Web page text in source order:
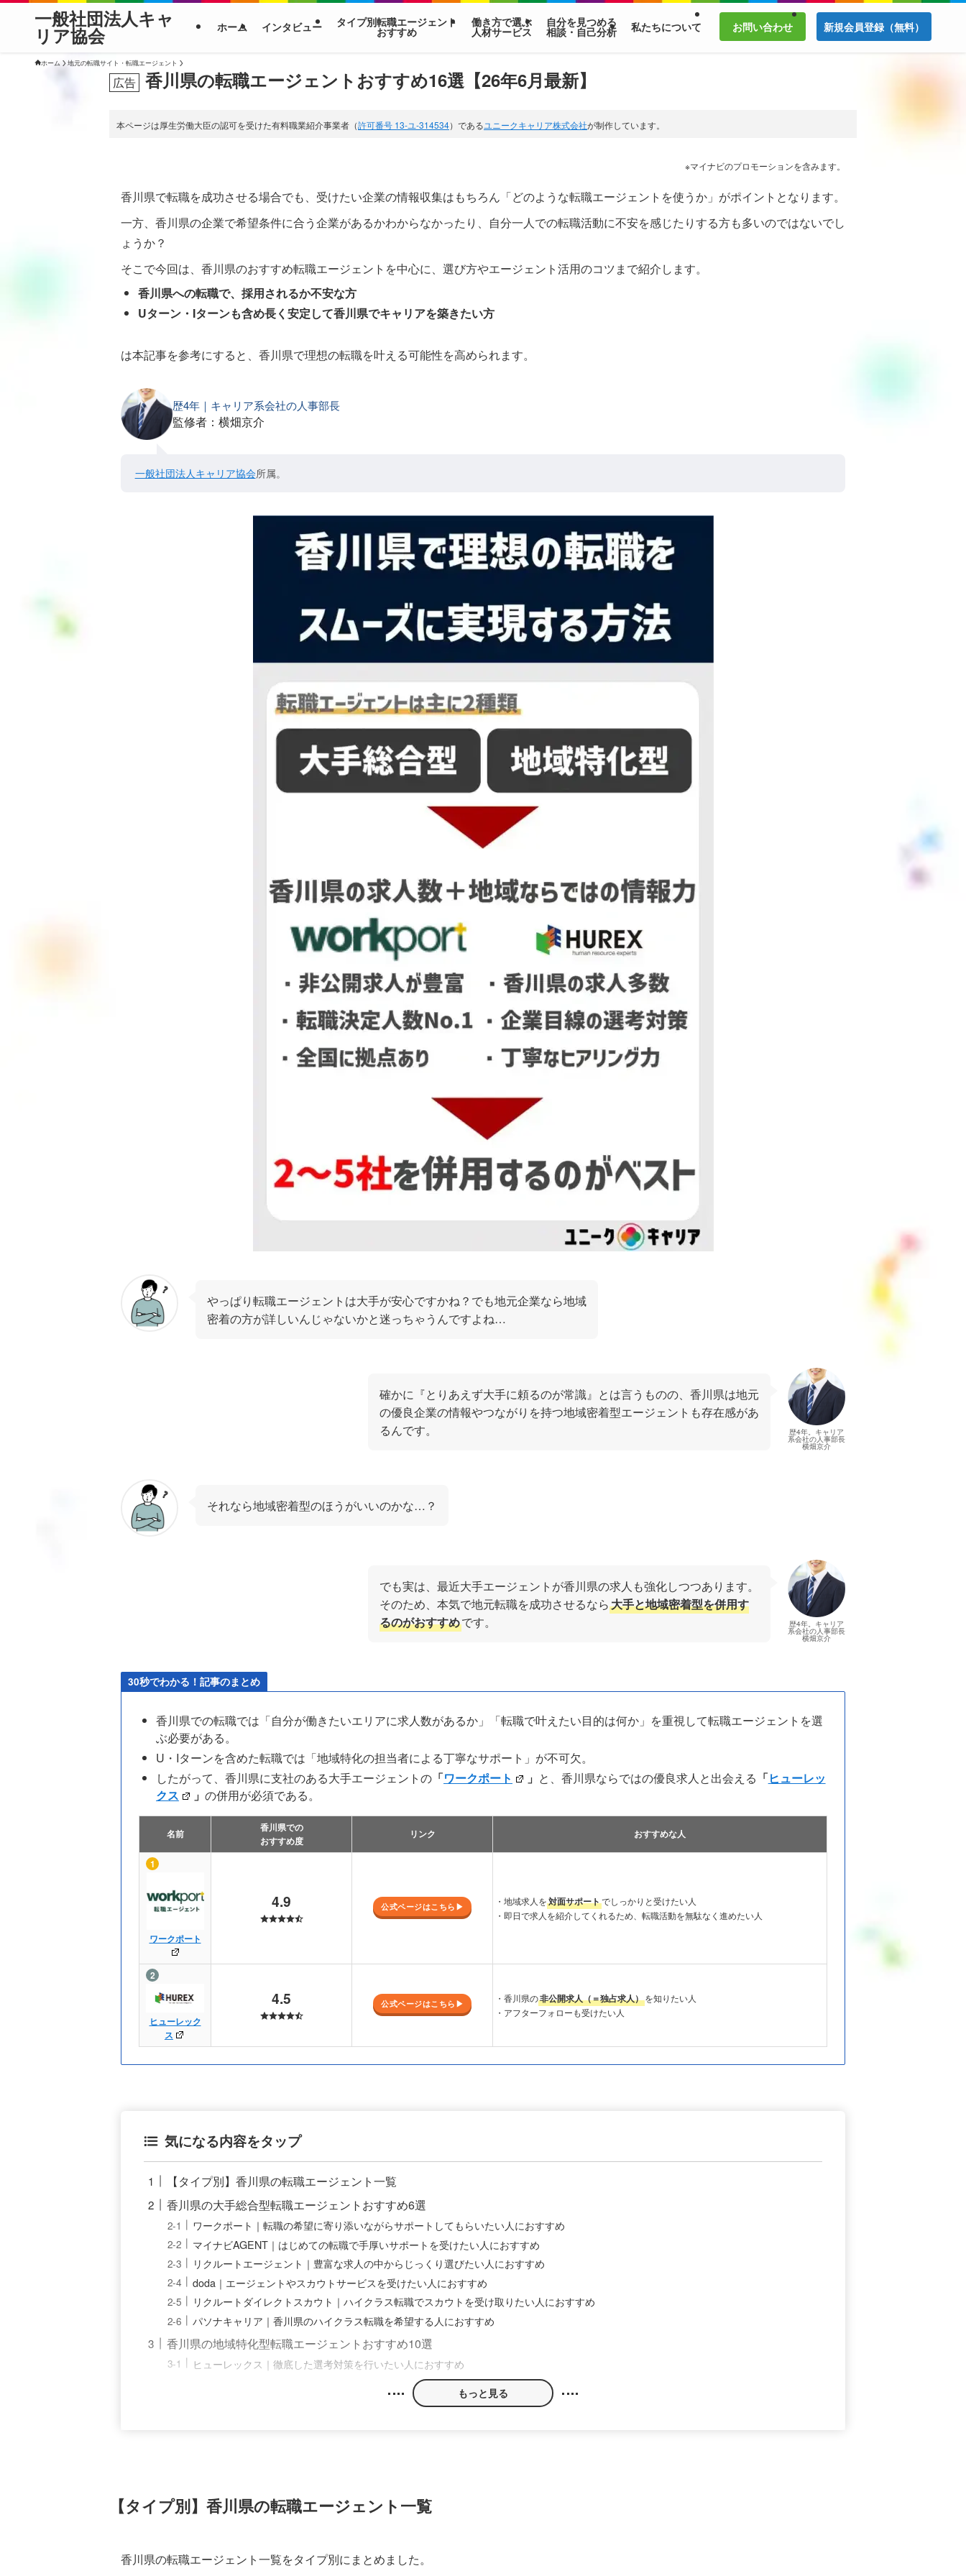
一般社団法人キャ
リア協会 ホーム インタビュー タイプ別転職エージェント
おすすめ
働き方で選ぶ
人材サービス
自分を見つめる
相談・自己分析 私たちについて お問い合わせ 新規会員登録（無料）
ホーム 地元の転職サイト・転職エージェント
香川県の転職エージェントおすすめ16選【26年6月最新】
本ページは厚生労働大臣の認可を受けた有料職業紹介事業者（許可番号 13-ユ-314534）であるユニークキャリア株式会社が制作しています。
※マイナビのプロモーションを含みます。
香川県で転職を成功させる場合でも、受けたい企業の情報収集はもちろん「どのような転職エージェントを使うか」がポイントとなります。
一方、香川県の企業で希望条件に合う企業があるかわからなかったり、自分一人での転職活動に不安を感じたりする方も多いのではないでし
ょうか？
そこで今回は、香川県のおすすめ転職エージェントを中心に、選び方やエージェント活用のコツまで紹介します。
香川県への転職で、採用されるか不安な方
Uターン・Iターンも含め長く安定して香川県でキャリアを築きたい方
は本記事を参考にすると、香川県で理想の転職を叶える可能性を高められます。
歴4年｜キャリア系会社の人事部長
監修者：横畑京介
一般社団法人キャリア協会所属。
やっぱり転職エージェントは大手が安心ですかね？でも地元企業なら地域
密着の方が詳しいんじゃないかと迷っちゃうんですよね…
歴4年。キャリア
系会社の人事部長
横畑京介
確かに『とりあえず大手に頼るのが常識』とは言うものの、香川県は地元
の優良企業の情報やつながりを持つ地域密着型エージェントも存在感があ
るんです。
それなら地域密着型のほうがいいのかな…？
歴4年。キャリア
系会社の人事部長
横畑京介
でも実は、最近大手エージェントが香川県の求人も強化しつつあります。
そのため、本気で地元転職を成功させるなら大手と地域密着型を併用す
るのがおすすめです。
30秒でわかる！記事のまとめ
香川県での転職では「自分が働きたいエリアに求人数があるか」「転職で叶えたい目的は何か」を重視して転職エージェントを選
ぶ必要がある。
U・Iターンを含めた転職では「地域特化の担当者による丁寧なサポート」が不可欠。
したがって、香川県に支社のある大手エージェントの 「ワークポート 」 と、香川県ならではの優良求人と出会える 「ヒューレッ
クス
」 の併用が必須である。
名前
香川県での
おすすめ度
リンク おすすめな人
ワークポート
4.9 公式ページはこちら▶︎ ・地域求人を対面サポートでしっかりと受けたい人
・即日で求人を紹介してくれるため、転職活動を無駄なく進めたい人
ヒューレック
ス
4.5 公式ページはこちら▶︎ ・香川県の非公開求人（＝独占求人）を知りたい人
・アフターフォローも受けたい人
気になる内容をタップ
【タイプ別】香川県の転職エージェント一覧
香川県の大手総合型転職エージェントおすすめ6選
ワークポート｜転職の希望に寄り添いながらサポートしてもらいたい人におすすめ
マイナビAGENT｜はじめての転職で手厚いサポートを受けたい人におすすめ
リクルートエージェント｜豊富な求人の中からじっくり選びたい人におすすめ
doda｜エージェントやスカウトサービスを受けたい人におすすめ
リクルートダイレクトスカウト｜ハイクラス転職でスカウトを受け取りたい人におすすめ
パソナキャリア｜香川県のハイクラス転職を希望する人におすすめ
香川県の地域特化型転職エージェントおすすめ10選
ヒューレックス｜徹底した選考対策を行いたい人におすすめ
もっと見る
【タイプ別】香川県の転職エージェント一覧
香川県の転職エージェント一覧をタイプ別にまとめました。